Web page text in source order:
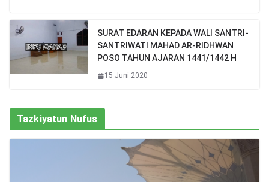
SURAT EDARAN KEPADA WALI SANTRI-
SANTRIWATI MAHAD AR-RIDHWAN
POSO TAHUN AJARAN 1441/1442 H
15 Juni 2020
Tazkiyatun Nufus